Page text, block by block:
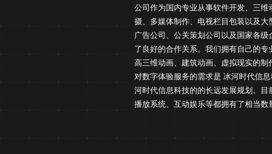
公司作为国内专业从事软件开发、三
摄、多媒体制作、电视栏目包装以及大
广告公司、公关策划公司以及国家各
了良好的合作关系。我们拥有自己的
高三维动画、建筑动画、虚拟现实的
对数字体验服务的需求是 冰河时代信
河时代信息科技的的长远发展规划。
播放系统、互动娱乐等都拥有了相当数